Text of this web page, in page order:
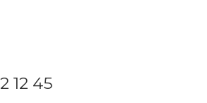
12 45